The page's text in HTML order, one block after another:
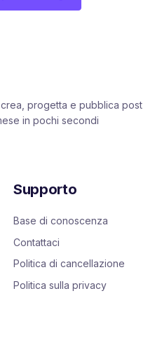
progetta e pubblica post
in pochi secondi
Supporto
Base di conoscenza
Contattaci
Politica di cancellazione
Politica sulla privacy